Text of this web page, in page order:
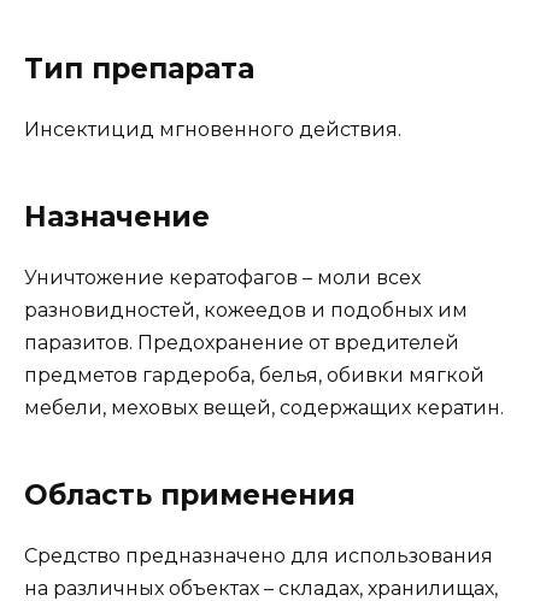
Тип препарата
Инсектицид мгновенного действия.
Назначение
Уничтожение кератофагов – моли всех
разновидностей, кожеедов и подобных им
паразитов. Предохранение от вредителей
предметов гардероба, белья, обивки мягкой
мебели, меховых вещей, содержащих кератин.
Область применения
Средство предназначено для использования
на различных объектах – складах, хранилищах,